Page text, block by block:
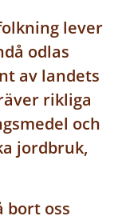
lever
odlas
av landets
rikliga
och
jordbruk,
bort oss